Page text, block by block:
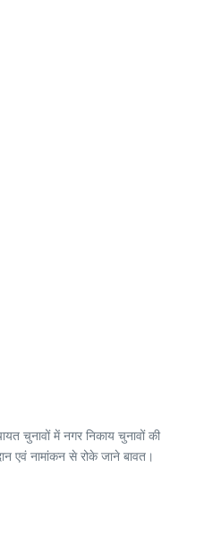
चुनावों में नगर निकाय चुनावों की
एवं नामांकन से रोके जाने बावत।